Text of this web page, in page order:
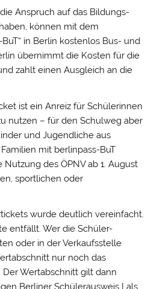
Anspruch auf das Bildungs-
können mit dem
in Berlin kostenlos Bus- und
übernimmt die Kosten für die
zahlt einen Ausgleich an die
ist ein Anreiz für Schülerinnen
nutzen – für den Schulweg aber
und Jugendliche aus
mit berlinpass-BuT
des ÖPNV ab 1. August
sportlichen oder
wurde deutlich vereinfacht.
entfällt. Wer die Schüler-
oder in der Verkaufsstelle
nur noch das
Wertabschnitt gilt dann
Berliner Schülerausweis I als